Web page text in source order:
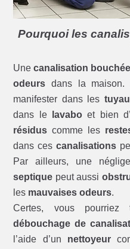
Pourquoi les
Unecanalisation bouchée
odeurs dans la maison.
manifester dans les
dans le
lavabo et bien
résidus comme les
dans cescanalisations
Par ailleurs, une
septique peut aussi
les mauvaises odeurs.
Certes, vous pourriez
débouchage de
l’aide d’un nettoyeur